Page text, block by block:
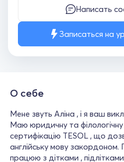
Написать
Записаться на
О себе
Мене звуть Аліна , і я ваш
Маю юридичну та
сертифікацію TESOL , що
англійську мову закордоном.
працюю з дітками ,